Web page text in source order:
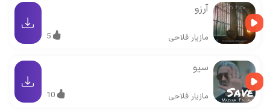
آرزو
مازیار فلاحی 5
سیو
مازیار فلاحی 10